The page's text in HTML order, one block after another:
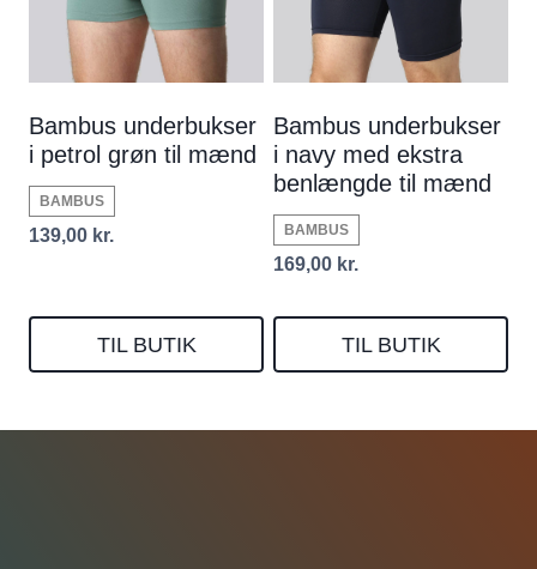
Bambus underbukser
i petrol grøn til mænd
BAMBUS
139,00 kr.
TIL BUTIK
Bambus underbukser
i navy med ekstra
benlængde til mænd
BAMBUS
169,00 kr.
TIL BUTIK